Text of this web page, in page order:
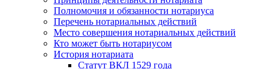
Полномочия и обязанности нотариуса
Перечень нотариальных действий
Место совершения нотариальных действий
Кто может быть нотариусом
История нотариата
Статут ВКЛ 1529 года